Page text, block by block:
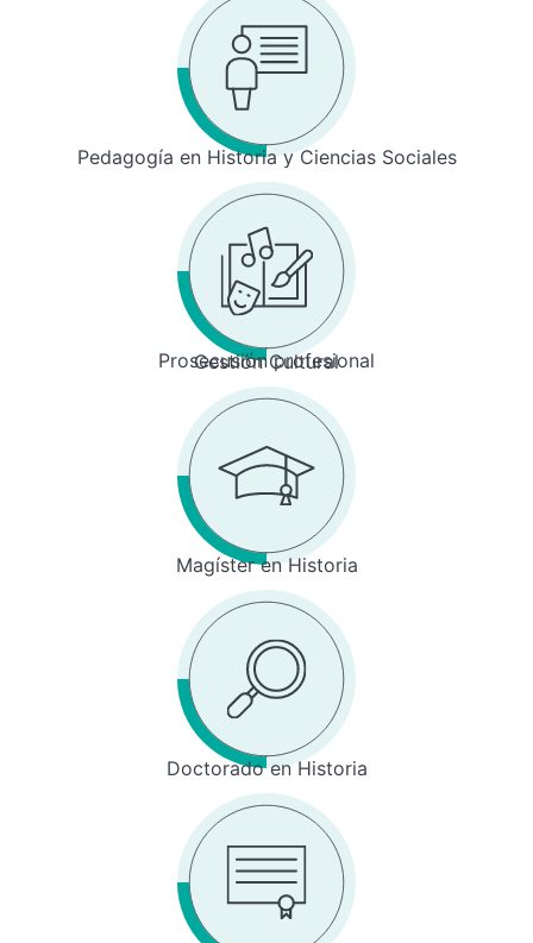
Pedagogía en Historia y Ciencias Sociales
Prosecusión profesional
Gestión Cultural
Magíster en Historia
Doctorado en Historia